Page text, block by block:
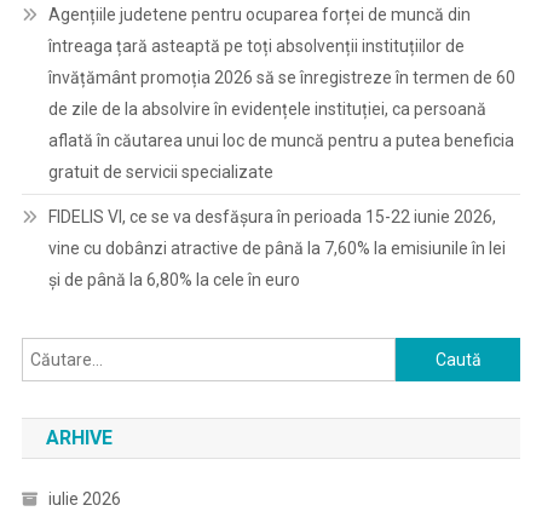
Agențiile judetene pentru ocuparea forței de muncă din
întreaga țară asteaptă pe toți absolvenții instituțiilor de
învățământ promoția 2026 să se înregistreze în termen de 60
de zile de la absolvire în evidențele instituției, ca persoană
aflată în căutarea unui loc de muncă pentru a putea beneficia
gratuit de servicii specializate
FIDELIS VI, ce se va desfășura în perioada 15-22 iunie 2026,
vine cu dobânzi atractive de până la 7,60% la emisiunile în lei
și de până la 6,80% la cele în euro
Caută
după:
ARHIVE
iulie 2026